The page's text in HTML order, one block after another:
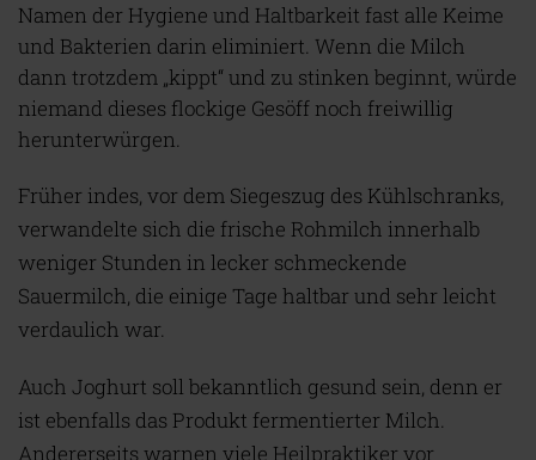
Namen der Hygiene und Haltbarkeit fast alle Keime
und Bakterien darin eliminiert. Wenn die Milch
dann trotzdem „kippt“ und zu stinken beginnt, würde
niemand dieses flockige Gesöff noch freiwillig
herunterwürgen.
Früher indes, vor dem Siegeszug des Kühlschranks,
verwandelte sich die frische Rohmilch innerhalb
weniger Stunden in lecker schmeckende
Sauermilch, die einige Tage haltbar und sehr leicht
verdaulich war.
Auch Joghurt soll bekanntlich gesund sein, denn er
ist ebenfalls das Produkt fermentierter Milch.
Andererseits warnen viele Heilpraktiker vor